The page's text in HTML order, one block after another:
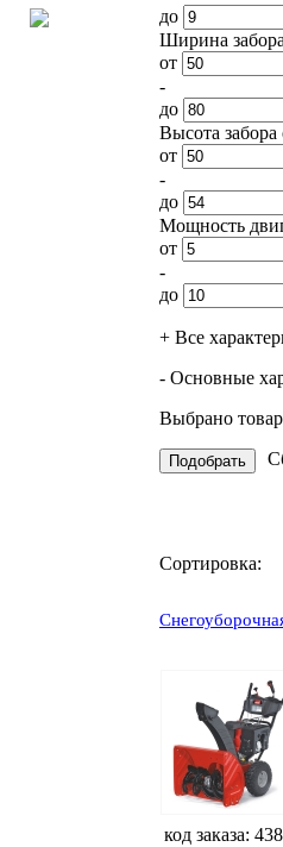
до
Ширина
от
-
до
Высота забора
от
-
до
Мощность
от
-
до
+ Все
- Основные
Выбрано
Сортировка:
код заказа: